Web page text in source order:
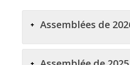
Assemblées de